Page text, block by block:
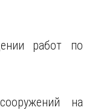
работ по
на